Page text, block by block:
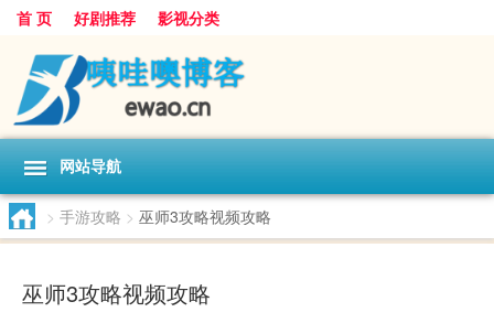
首 页 好剧推荐 影视分类
网站导航
> 手游攻略 > 巫师3攻略视频攻略
巫师3攻略视频攻略